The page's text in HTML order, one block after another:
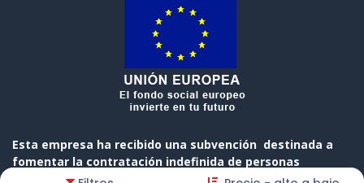
Esta empresa ha recibido una subvención destinada a
fomentar la contratación indefinida de personas
desempleadas, cofinanciada al 50 % por el Gobierno de